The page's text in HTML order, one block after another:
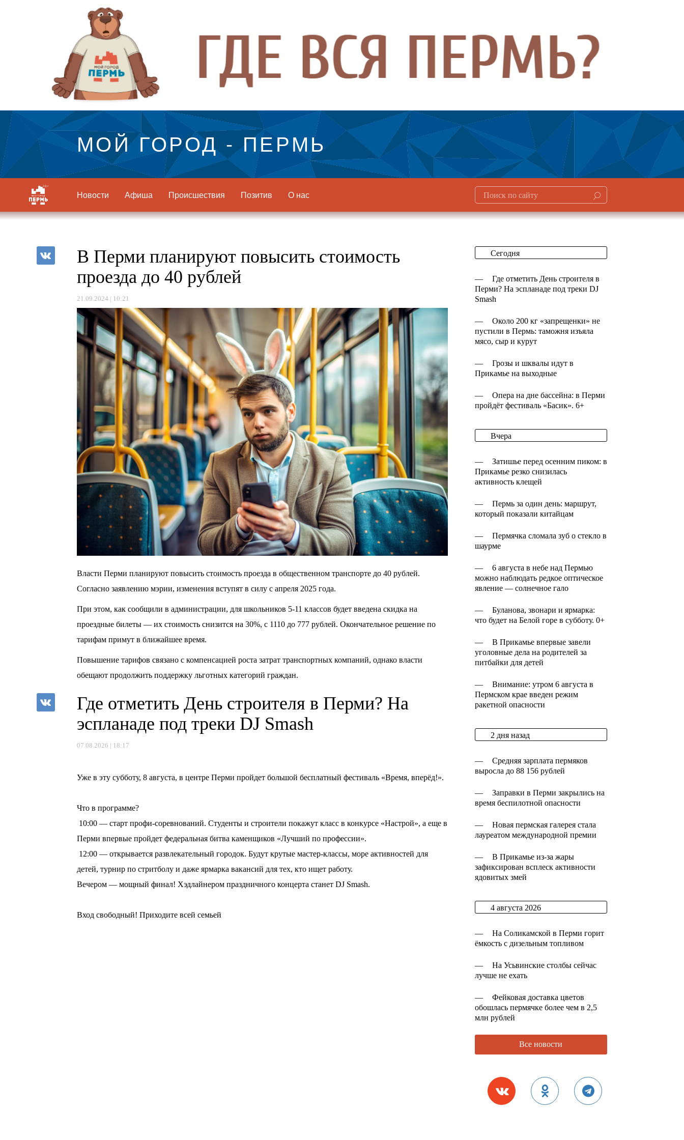
МОЙ ГОРОД - ПЕРМЬ
Новости Афиша Происшествия Позитив О нас
В Перми планируют повысить стоимость
проезда до 40 рублей
21.09.2024 | 10:21
Власти Перми планируют повысить стоимость проезда в общественном транспорте до 40 рублей.
Согласно заявлению мэрии, изменения вступят в силу с апреля 2025 года.
При этом, как сообщили в администрации, для школьников 5-11 классов будет введена скидка на
проездные билеты — их стоимость снизится на 30%, с 1110 до 777 рублей. Окончательное решение по
тарифам примут в ближайшее время.
Повышение тарифов связано с компенсацией роста затрат транспортных компаний, однако власти
обещают продолжить поддержку льготных категорий граждан.
Где отметить День строителя в Перми? На
эспланаде под треки DJ Smash
07.08.2026 | 18:17
Уже в эту субботу, 8 августа, в центре Перми пройдет большой бесплатный фестиваль «Время, вперёд!».
Что в программе?
10:00 — старт профи-соревнований. Студенты и строители покажут класс в конкурсе «Настрой», а еще в
Перми впервые пройдет федеральная битва каменщиков «Лучший по профессии».
12:00 — открывается развлекательный городок. Будут крутые мастер-классы, море активностей для
детей, турнир по стритболу и даже ярмарка вакансий для тех, кто ищет работу.
Вечером — мощный финал! Хэдлайнером праздничного концерта станет DJ Smash.
Вход свободный! Приходите всей семьей
Сегодня
—
Где отметить День строителя в
Перми? На эспланаде под треки DJ
Smash
—
Около 200 кг «запрещенки» не
пустили в Пермь: таможня изъяла
мясо, сыр и курут
—
Грозы и шквалы идут в
Прикамье на выходные
—
Опера на дне бассейна: в Перми
пройдёт фестиваль «Басик». 6+
Вчера
—
Затишье перед осенним пиком: в
Прикамье резко снизилась
активность клещей
—
Пермь за один день: маршрут,
который показали китайцам
—
Пермячка сломала зуб о стекло в
шаурме
—
6 августа в небе над Пермью
можно наблюдать редкое оптическое
явление — солнечное гало
—
Буланова, звонари и ярмарка:
что будет на Белой горе в субботу. 0+
—
В Прикамье впервые завели
уголовные дела на родителей за
питбайки для детей
—
Внимание: утром 6 августа в
Пермском крае введен режим
ракетной опасности
2 дня назад
—
Средняя зарплата пермяков
выросла до 88 156 рублей
—
Заправки в Перми закрылись на
время беспилотной опасности
—
Новая пермская галерея стала
лауреатом международной премии
—
В Прикамье из-за жары
зафиксирован всплеск активности
ядовитых змей
4 августа 2026
—
На Соликамской в Перми горит
ёмкость с дизельным топливом
—
На Усьвинские столбы сейчас
лучше не ехать
—
Фейковая доставка цветов
обошлась пермячке более чем в 2,5
млн рублей
Все новости